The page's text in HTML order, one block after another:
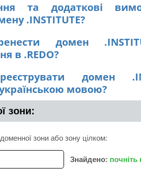
та додаткові
.INSTITUTE?
домен
в .REDO?
домен
мовою?
зони:
зони або зону цілком:
Знайдено: